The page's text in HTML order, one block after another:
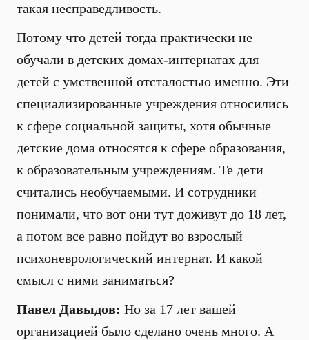
такая несправедливость.
Потому что детей тогда практически не
обучали в детских домах-интернатах для
детей с умственной отсталостью именно. Эти
специализированные учреждения относились
к сфере социальной защиты, хотя обычные
детские дома относятся к сфере образования,
к образовательным учреждениям. Те дети
считались необучаемыми. И сотрудники
понимали, что вот они тут доживут до 18 лет,
а потом все равно пойдут во взрослый
психоневрологический интернат. И какой
смысл с ними заниматься?
Павел Давыдов: Но за 17 лет вашей
организацией было сделано очень много. А